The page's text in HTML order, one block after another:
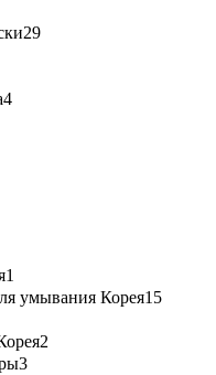
29
4
1
умывания Корея15
2
3